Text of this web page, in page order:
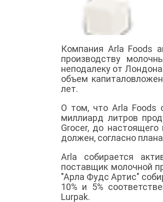
Компания Arla Foods
производству
неподалеку от
объем
лет.
О том, что Arla Foods
миллиард литров
Grocer, до
должен, согласно
Arla собирается
поставщик молочной
"Арла Фудс Артис"
10% и 5%
Lurpak.